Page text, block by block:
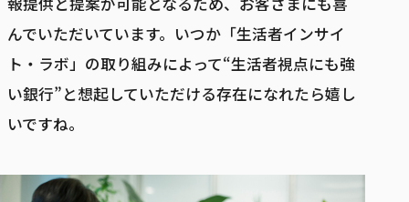
んでいただいています。いつか「生活者インサイ
ト・ラボ」の取り組みによって“生活者視点にも強
い銀行”と想起していただける存在になれたら嬉し
いですね。